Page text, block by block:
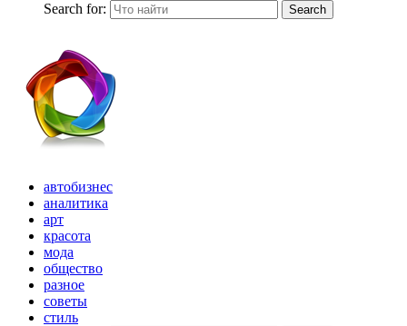
Search for:
Search
автобизнес
аналитика
арт
красота
мода
общество
разное
советы
стиль